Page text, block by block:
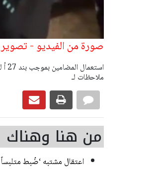
صورة من الفيديو -
ملاحظات لـ
من هنا وهناك
اعتقال مشتبه ‘ضُبط